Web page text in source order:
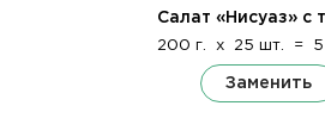
Салат «Нисуаз» с
200 г. x 25 шт. =
Заменить